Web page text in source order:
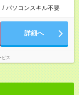
/ パソコンスキル不要
詳細へ
ビス